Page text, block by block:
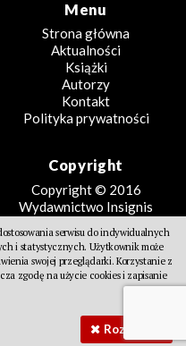
Menu
Strona główna
Aktualności
Książki
Autorzy
Kontakt
Polityka prywatności
Copyright
Copyright © 2016
Wydawnictwo Insignis
Projekt
Design Partners
serwisu do indywidualnych
i statystycznych. Użytkownik może
swojej przeglądarki. Korzystanie z
zgodę na użycie cookies i zapisanie
Rozumiem